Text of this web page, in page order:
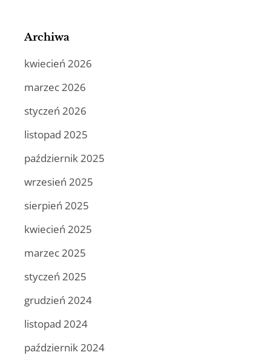
Archiwa
kwiecień 2026
marzec 2026
styczeń 2026
listopad 2025
październik 2025
wrzesień 2025
sierpień 2025
kwiecień 2025
marzec 2025
styczeń 2025
grudzień 2024
listopad 2024
październik 2024